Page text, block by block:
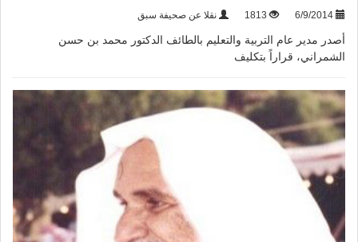
1813 نقلا عن صحيفة سبق
أصدر مدير عام التربية والتعليم بالطائف الدكتور محمد بن حسن
الشمراني، قراراً بتكليف